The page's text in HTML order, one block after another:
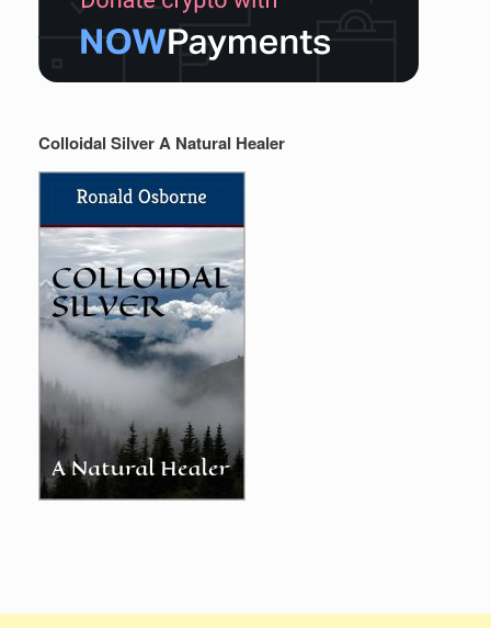
Colloidal Silver A Natural Healer